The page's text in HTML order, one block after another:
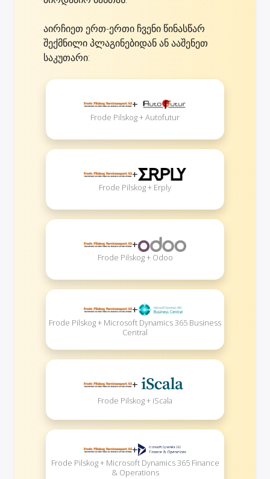
აირჩიეთ ერთ-ერთი ჩვენი წინასწარ
შექმნილი პლაგინებიდან ან ააშენეთ
საკუთარი:
+
Frode Pilskog + Autofutur
+
Frode Pilskog + Erply
+
Frode Pilskog + Odoo
+
Frode Pilskog + Microsoft Dynamics 365 Business
Central
+
Frode Pilskog + iScala
+
Frode Pilskog + Microsoft Dynamics 365 Finance
& Operations